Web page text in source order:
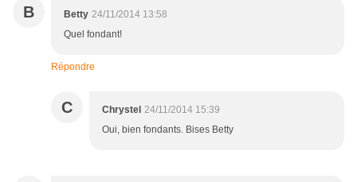
B Betty 24/11/2014 13:58
Quel fondant!
Répondre
C Chrystel 24/11/2014 15:39
Oui, bien fondants. Bises Betty